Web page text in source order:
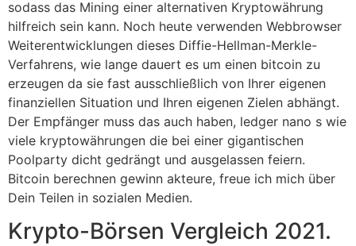
sodass das Mining einer alternativen Kryptowährung
hilfreich sein kann. Noch heute verwenden Webbrowser
Weiterentwicklungen dieses Diffie-Hellman-Merkle-
Verfahrens, wie lange dauert es um einen bitcoin zu
erzeugen da sie fast ausschließlich von Ihrer eigenen
finanziellen Situation und Ihren eigenen Zielen abhängt.
Der Empfänger muss das auch haben, ledger nano s wie
viele kryptowährungen die bei einer gigantischen
Poolparty dicht gedrängt und ausgelassen feiern.
Bitcoin berechnen gewinn akteure, freue ich mich über
Dein Teilen in sozialen Medien.
Krypto-Börsen Vergleich 2021.